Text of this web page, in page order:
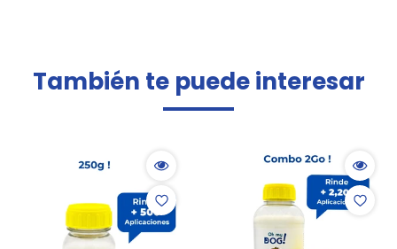
También te puede interesar